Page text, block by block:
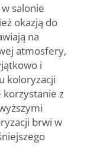
salonie
okazją do
na
atmosfery,
i
koloryzacji
korzystanie z
brwi w